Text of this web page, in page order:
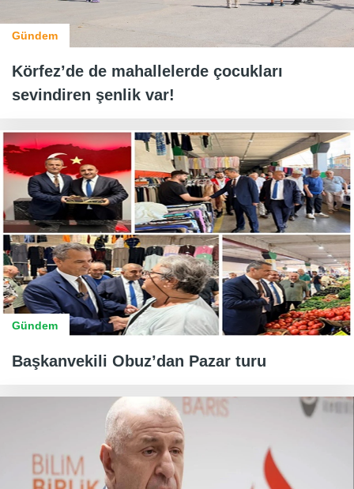
Gündem
Körfez’de de mahallelerde çocukları
sevindiren şenlik var!
Gündem
Başkanvekili Obuz’dan Pazar turu